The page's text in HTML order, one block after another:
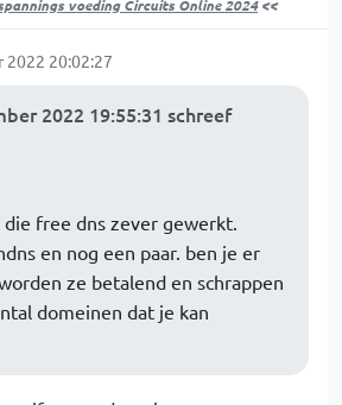
voeding Circuits Online 2024<<
2022 20:02:27
2022 19:55:31 schreef
free dns zever gewerkt.
en nog een paar. ben je er
ze betalend en schrappen
domeinen dat je kan